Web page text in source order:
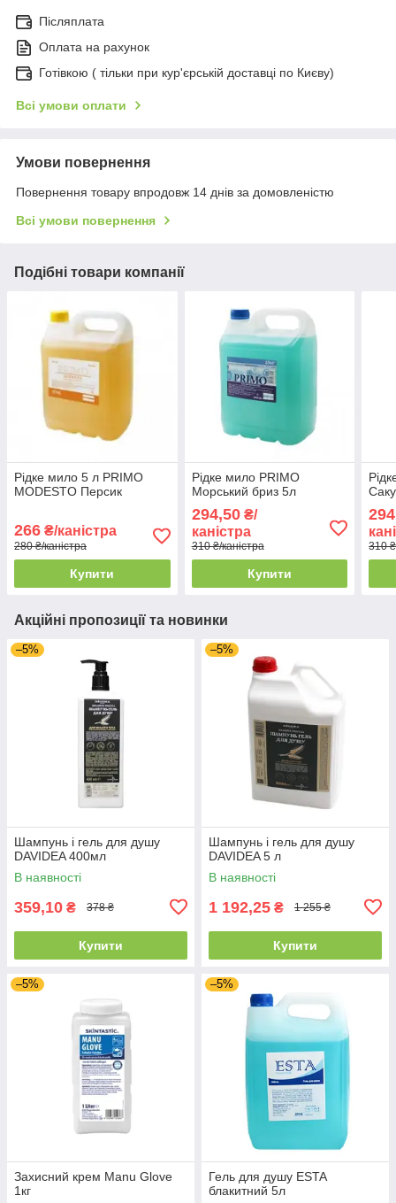
Післяплата
Оплата на рахунок
Готівкою ( тільки при кур'єрській доставці по Києву)
Всі умови оплати
Умови повернення
Повернення товару впродовж 14 днів за домовленістю
Всі умови повернення
Подібні товари компанії
Рідке мило 5 л PRIMO
MODESTO Персик
266 ₴/каністра
280 ₴/каністра
Купити
Рідке мило PRIMO
Морський бриз 5л
294,50₴/
каністра
310 ₴/каністра
Купити
310
Акційні пропозиції та новинки
–5%
Шампунь і гель для душу
DAVIDEA 400мл
В наявності
359,10 ₴ 378 ₴
Купити
–5%
Шампунь і гель для душу
DAVIDEA 5 л
В наявності
1 192,25 ₴ 1 255 ₴
Купити
–5%
Захисний крем Manu Glove
1кг
–5%
Гель для душу ESTA
блакитний 5л